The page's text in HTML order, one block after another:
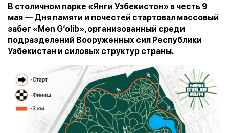
В столичном парке «Янги Узбекистон» в честь 9
мая — Дня памяти и почестей стартовал массовый
забег «Men G‘olib», организованный среди
подразделений Вооруженных сил Республики
Узбекистан и силовых структур страны.